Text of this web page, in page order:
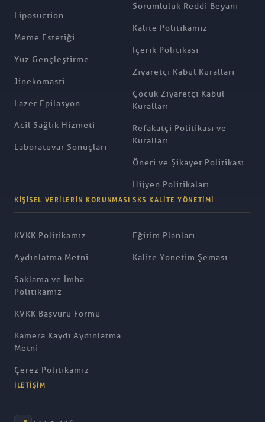
Liposuction
Meme Estetiği
Yüz Gençleştirme
Jinekomasti
Lazer Epilasyon
Acil Sağlık Hizmeti
Laboratuvar Sonuçları
Sorumluluk Reddi Beyanı
Kalite Politikamız
İçerik Politikası
Ziyaretçi Kabul Kuralları
Çocuk Ziyaretçi Kabul
Kuralları
Refakatçi Politikası ve
Kuralları
Öneri ve Şikayet Politikası
Hijyen Politikaları
KIŞISEL VERILERIN KORUNMASI
KVKK Politikamız
Aydınlatma Metni
Saklama ve İmha
Politikamız
KVKK Başvuru Formu
Kamera Kaydı Aydınlatma
Metni
Çerez Politikamız
SKS KALITE YÖNETIMI
Eğitim Planları
Kalite Yönetim Şeması
İLETIŞIM